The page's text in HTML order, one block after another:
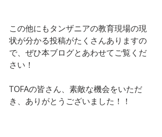
この他にもタンザニアの教育現場の現
状が分かる投稿がたくさんありますの
で、ぜひ本ブログとあわせてご覧くだ
さい！
TOFAの皆さん、素敵な機会をいただ
き、ありがとうございました！！